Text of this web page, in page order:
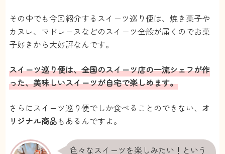
その中でも今回紹介するスイーツ巡り便は、焼き菓子や
カヌレ、マドレーヌなどのスイーツ全般が届くのでお菓
子好きから大好評なんです。
スイーツ巡り便は、全国のスイーツ店の一流シェフが作
った、美味しいスイーツが自宅で楽しめます。
さらにスイーツ巡り便でしか食べることのできない、 オ
リジナル商品もあるんですよ。
色々なスイーツを楽しみたい！という